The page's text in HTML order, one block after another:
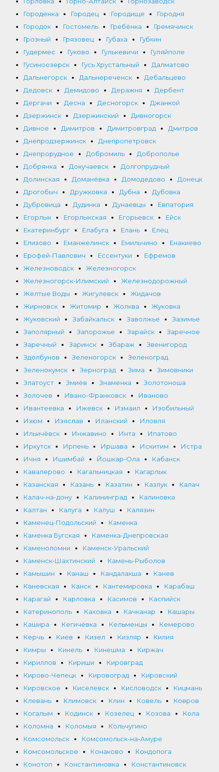
Городенка
Городец Городище
Городня
Городок
Гостомель Гребёнка
Гремячинск
Грозный
Грязовец Губаха
Губкин
Гудермес
Гуково Гулькевичи
Гуляйполе
Гусиноозерск
Гусь Хрустальный
Далматово
Дальнегорск
Дальнереченск
Дебальцево
Дедовск
Демидово Деражня
Дербент
Дергачи
Десна Десногорск
Джанкой
Дзержинск
Дзержинский
Дивногорск
Дивное
Димитров Димитровград
Дмитров
Днепродзержинск
Днепропетровск
Днепрорудное
Добромиль
Доброполье
Добрянка
Докучаевск
Долгопрудный
Долинская
Доманёвка Домодедово
Донецк
Дрогобыч
Дружковка Дубна
Дубовка
Дубровица
Дудинка Дунаевцы
Евпатория
Егорлык
Егорлыкская Егорьевск
Ейск
Екатеринбург
Елабуга Елань
Елец
Елизово
Еманжелинск Емильчино
Енакиево
Ерофей-Павлович
Ессентуки
Ефремов
Железноводск
Железногорск
Железногорск-Илимский
Железнодорожный
Жёлтые Воды
Жигулевск
Жидачов
Жирновск
Житомир Жолква
Жуковка
Жуковский
Забайкальск Заволжье
Зазимье
Заполярный
Запорожье Зарайск
Заречное
Заречный
Заринск Збараж
Звенигород
Здолбунов
Зеленогорск
Зеленоград
Зеленокумск
Зерноград Зима
Зимовники
Златоуст
Змиёв Знаменка
Золотоноша
Золочев
Ивано-Франковск
Иваново
Ивантеевка
Ижевск Измаил
Изобильный
Изюм
Изяслав Иланский
Иловля
Ильичёвск
Инжавино Инта
Ипатово
Иркутск
Ирпень Иршава Искитим
Истра
Ичня
Ишимбай Йошкар-Ола
Кабанск
Кавалерово
Кагальницкая
Кагарлык
Казанская
Казань Казатин Казлук
Калач
Калач-на-дону
Калининград
Калиновка
Калтан
Калуга Калуш
Калязин
Каменец-Подольский
Каменка
Каменка Бугская
Каменка-Днепровская
Каменоломни
Каменск-Уральский
Каменск-Шахтинский
Камень-Рыболов
Камышин
Канаш Кандалакша
Канев
Каневская
Канск Кантемировка
Карабаш
Карагай
Карловка Касимов
Каспийск
Катеринополь
Каховка Качканар
Кашары
Кашира
Кегичёвка Кельменцы
Кемерово
Керчь
Киев Кизел Кизляр
Килия
Кимры
Кинель Кинешма
Киржач
Кириллов
Кириши
Кировград
Кирово-Чепецк
Кировоград
Кировский
Кировское
Киселевск Кисловодск
Кицмань
Клевань
Климовск Клин Ковель
Ковров
Когалым
Кодинск Козелец Козова
Кола
Коломна
Коломыя
Кольчугино
Комсомольск
Комсомольск-на-Амуре
Комсомольское
Конаково
Кондопога
Конотоп
Константиновка
Константиновск